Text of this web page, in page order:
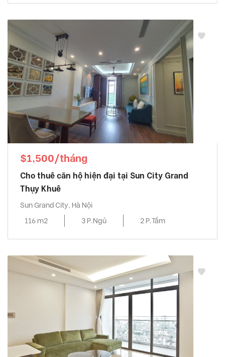
$1,500/tháng
Cho thuê căn hộ hiện đại tại Sun City Grand
Thụy Khuê
Sun Grand City, Hà Nội
116 m2
3 P.Ngủ 2 P.Tắm